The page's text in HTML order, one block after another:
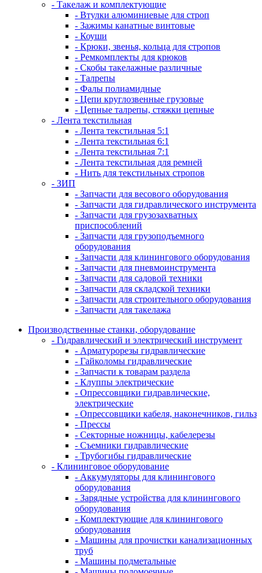
- Такелаж и комплектующие
- Втулки алюминиевые для строп
- Зажимы канатные винтовые
- Коуши
- Крюки, звенья, кольца для стропов
- Ремкомплекты для крюков
- Скобы такелажные различные
- Талрепы
- Фалы полиамидные
- Цепи круглозвенные грузовые
- Цепные талрепы, стяжки цепные
- Лента текстильная
- Лента текстильная 5:1
- Лента текстильная 6:1
- Лента текстильная 7:1
- Лента текстильная для ремней
- Нить для текстильных стропов
- ЗИП
- Запчасти для весового оборудования
- Запчасти для гидравлического инструмента
- Запчасти для грузозахватных
приспособлений
- Запчасти для грузоподъемного
оборудования
- Запчасти для клинингового оборудования
- Запчасти для пневмоинструмента
- Запчасти для садовой техники
- Запчасти для складской техники
- Запчасти для строительного оборудования
- Запчасти для такелажа
Производственные станки, оборудование
- Гидравлический и электрический инструмент
- Арматурорезы гидравлические
- Гайколомы гидравлические
- Запчасти к товарам раздела
- Клуппы электрические
- Опрессовщики гидравлические,
электрические
- Опрессовщики кабеля, наконечников, гильз
- Прессы
- Секторные ножницы, кабелерезы
- Съемники гидравлические
- Трубогибы гидравлические
- Клининговое оборудование
- Аккумуляторы для клинингового
оборудования
- Зарядные устройства для клинингового
оборудования
- Комплектующие для клинингового
оборудования
- Машины для прочистки канализационных
труб
- Машины подметальные